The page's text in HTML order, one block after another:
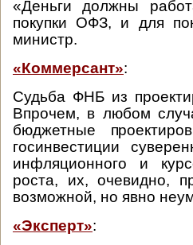
«Деньги должны
покупки ОФЗ, и для
министр.
«Коммерсант»:
Судьба ФНБ из
Впрочем, в любом
бюджетные
госинвестиции
инфляционного и
роста, их, очевидно,
возможной, но явно
«Эксперт»: